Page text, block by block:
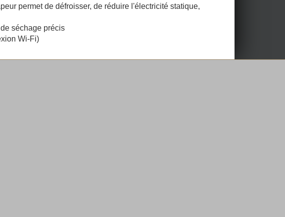
permet de défroisser, de réduire l'électricité statique,
séchage précis
Wi-Fi)